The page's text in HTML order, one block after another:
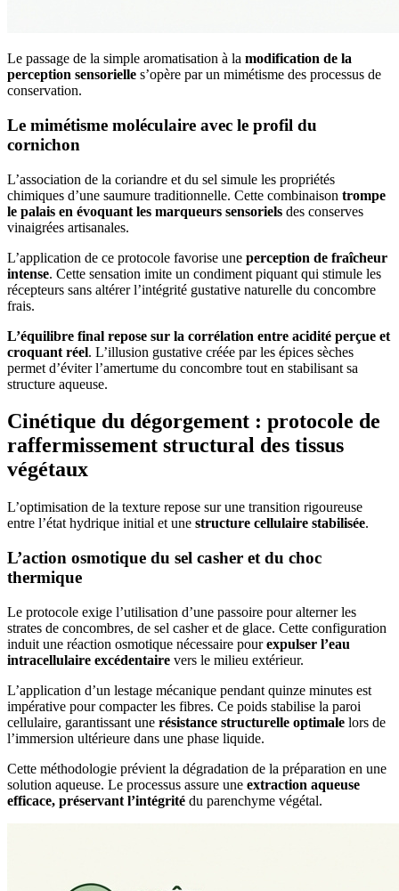
Le passage de la simple aromatisation à la modification de la
perception sensorielle s’opère par un mimétisme des processus de
conservation.
Le mimétisme moléculaire avec le profil du
cornichon
L’association de la coriandre et du sel simule les propriétés
chimiques d’une saumure traditionnelle. Cette combinaison trompe
le palais en évoquant les marqueurs sensoriels des conserves
vinaigrées artisanales.
L’application de ce protocole favorise une perception de fraîcheur
intense. Cette sensation imite un condiment piquant qui stimule les
récepteurs sans altérer l’intégrité gustative naturelle du concombre
frais.
L’équilibre final repose sur la corrélation entre acidité perçue et
croquant réel. L’illusion gustative créée par les épices sèches
permet d’éviter l’amertume du concombre tout en stabilisant sa
structure aqueuse.
Cinétique du dégorgement : protocole de
raffermissement structural des tissus
végétaux
L’optimisation de la texture repose sur une transition rigoureuse
entre l’état hydrique initial et une structure cellulaire stabilisée.
L’action osmotique du sel casher et du choc
thermique
Le protocole exige l’utilisation d’une passoire pour alterner les
strates de concombres, de sel casher et de glace. Cette configuration
induit une réaction osmotique nécessaire pourexpulser l’eau
intracellulaire excédentaire vers le milieu extérieur.
L’application d’un lestage mécanique pendant quinze minutes est
impérative pour compacter les fibres. Ce poids stabilise la paroi
cellulaire, garantissant une résistance structurelle optimale lors de
l’immersion ultérieure dans une phase liquide.
Cette méthodologie prévient la dégradation de la préparation en une
solution aqueuse. Le processus assure une extraction aqueuse
efficace, préservant l’intégrité du parenchyme végétal.